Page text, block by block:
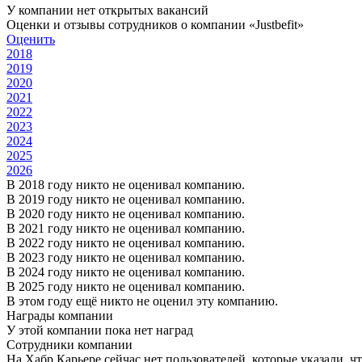
У компании нет открытых вакансий
Оценки и отзывы сотрудников о компании «Justbefit»
Оценить
2018
2019
2020
2021
2022
2023
2024
2025
2026
В 2018 году никто не оценивал компанию.
В 2019 году никто не оценивал компанию.
В 2020 году никто не оценивал компанию.
В 2021 году никто не оценивал компанию.
В 2022 году никто не оценивал компанию.
В 2023 году никто не оценивал компанию.
В 2024 году никто не оценивал компанию.
В 2025 году никто не оценивал компанию.
В этом году ещё никто не оценил эту компанию.
Награды компании
У этой компании пока нет наград
Сотрудники компании
На Хабр Карьере сейчас нет пользователей, которые указали,